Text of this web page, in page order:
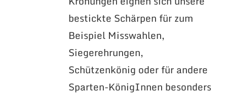
bestickte Schärpen für zum
Beispiel Misswahlen,
Siegerehrungen,
Schützenkönig oder für andere
Sparten-KönigInnen besonders